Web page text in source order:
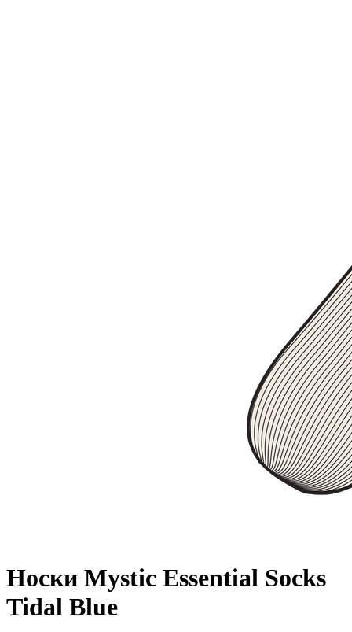
Носки Mystic Essential Socks
Tidal Blue